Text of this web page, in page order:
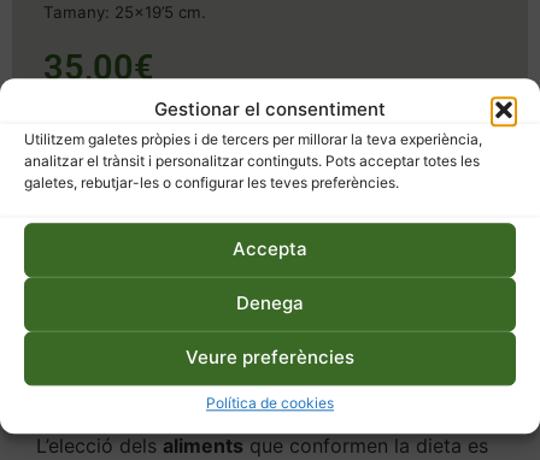
Gestionar el consentiment
Utilitzem galetes pròpies i de tercers per millorar la teva experiència,
analitzar el trànsit i personalitzar continguts. Pots acceptar totes les
galetes, rebutjar-les o configurar les teves preferències.
Accepta
Denega
Veure preferències
Política de cookies
Tamany: 25×19’5 cm.
35,00€
Esgotat
SKUA42 Categories Altres editorials,
Informació addicional
Descripció
L’elecció dels aliments que conformen la dieta es